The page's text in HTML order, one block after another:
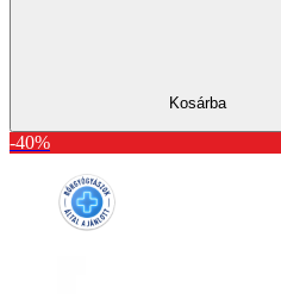
Kosárba
-40%